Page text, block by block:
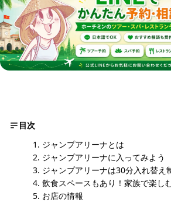
目次
ジャンプアリーナとは
ジャンプアリーナに入ってみよう
ジャンプアリーナは30分入れ替え
飲食スペースもあり！家族で楽し
お店の情報